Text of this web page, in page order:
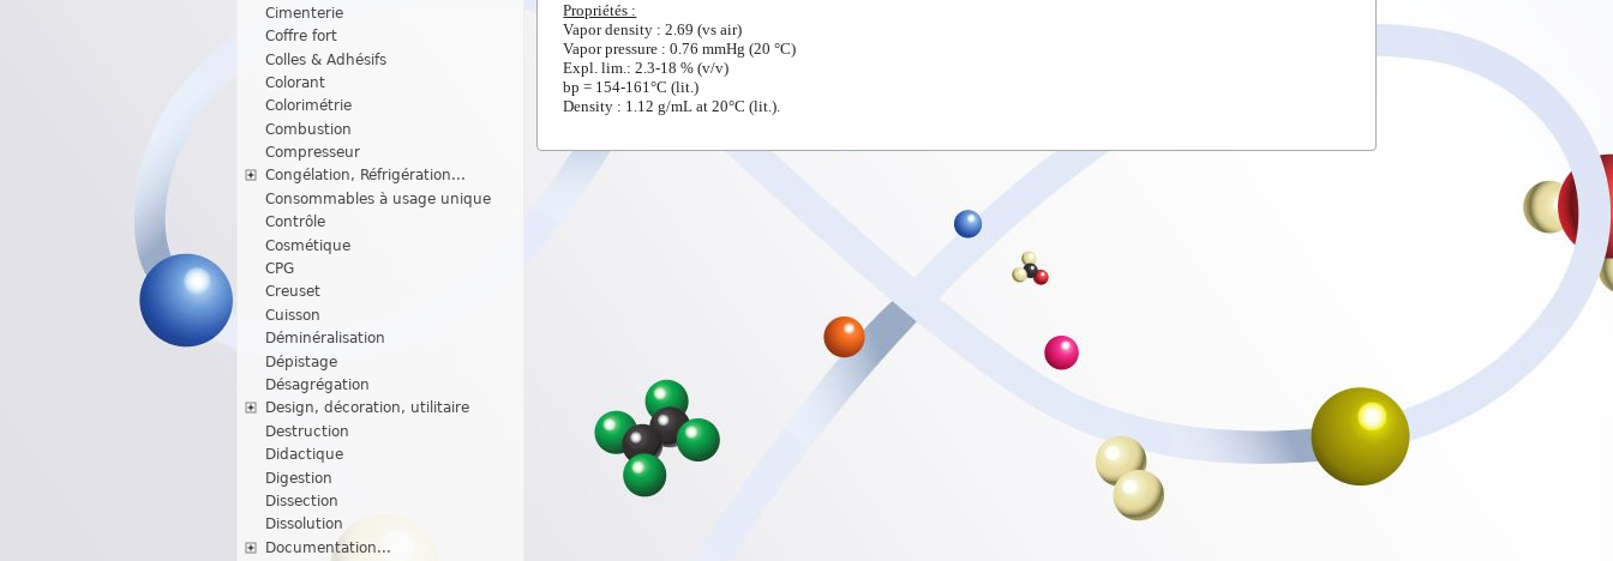
Cimenterie
Coffre fort
Colles & Adhésifs
Colorant
Colorimétrie
Combustion
Compresseur
Congélation, Réfrigération...
Consommables à usage unique
Contrôle
Cosmétique
CPG
Creuset
Cuisson
Déminéralisation
Dépistage
Désagrégation
Design, décoration, utilitaire
Destruction
Didactique
Digestion
Dissection
Dissolution
Documentation...
Propriétés :
Vapor density : 2.69 (vs air)
Vapor pressure : 0.76 mmHg (20 °C)
Expl. lim.: 2.3-18 % (v/v)
bp = 154-161°C (lit.)
Density : 1.12 g/mL at 20°C (lit.).